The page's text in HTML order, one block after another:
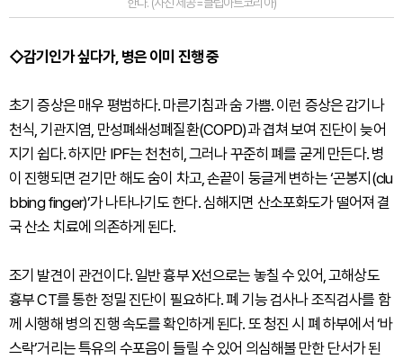
◇감기인가 싶다가, 병은 이미 진행 중
초기 증상은 매우 평범하다. 마른기침과 숨 가쁨. 이런 증상은 감기나
천식, 기관지염, 만성폐쇄성폐질환(COPD)과 겹쳐 보여 진단이 늦어
지기 쉽다. 하지만 IPF는 천천히, 그러나 꾸준히 폐를 굳게 만든다. 병
이 진행되면 걷기만 해도 숨이 차고, 손끝이 둥글게 변하는 ‘곤봉지(clu
bbing finger)’가 나타나기도 한다. 심해지면 산소포화도가 떨어져 결
국 산소 치료에 의존하게 된다.
조기 발견이 관건이다. 일반 흉부 X선으로는 놓칠 수 있어, 고해상도
흉부 CT를 통한 정밀 진단이 필요하다. 폐 기능 검사나 조직검사를 함
께 시행해 병의 진행 속도를 확인하게 된다. 또 청진 시 폐 하부에서 ‘바
스락’거리는 특유의 수포음이 들릴 수 있어 의심해볼 만한 단서가 된